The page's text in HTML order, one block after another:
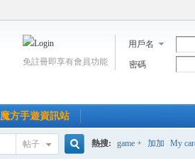
用戶名
密碼
免註冊即享有會員功能
魔方手遊資訊站
帖子 熱搜: game + 加加 My